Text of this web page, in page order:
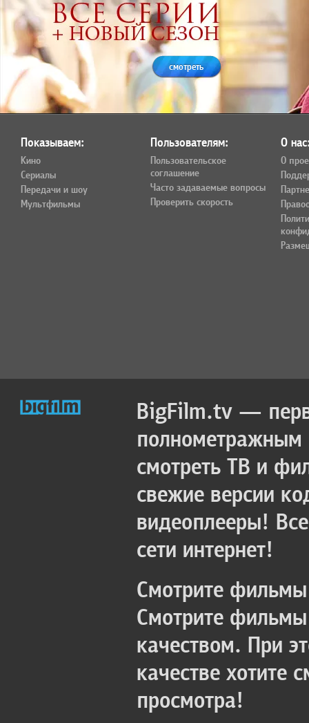
смотреть
Показываем:
Кино
Сериалы
Передачи и шоу
Мультфильмы
Пользователям:
Пользовательское
соглашение
Часто задаваемые вопросы
Проверить скорость
О
О
BigFilm.tv —
полнометражным
смотреть ТВ и
свежие версии
видеоплееры!
сети интернет!
Смотрите
Смотрите
качеством. При
качестве хотите
просмотра!